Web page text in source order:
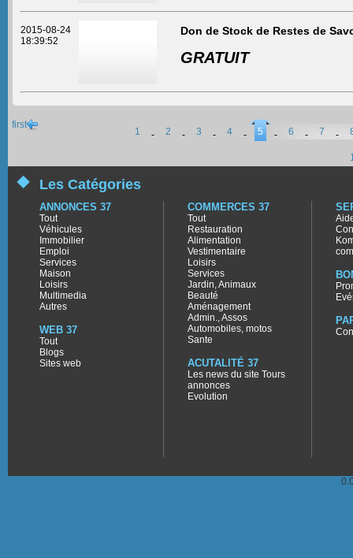
2015-08-24
18:39:52
Don de Stock de Restes de
GRATUIT
first
1 - 2 - 3 - 4 - 5 - 6 - 7 -
Les Catégories
ANNONCES 37
Tout
Véhicules
Immobilier
Emploi
Services
Maison
Loisirs
Multimedia
Autres
WEB 37
Tout
Blogs
Sites web
COMMERCES 37
Tout
Restauration
Alimentation
Vestimentaire
Loisirs
Services
Jardin, Animaux
Beauté
Aménagement
Admin., Assos
Automobiles, motos
Sante
ACUTALITÉ 37
Les news du site Tours
annonces
Evolution